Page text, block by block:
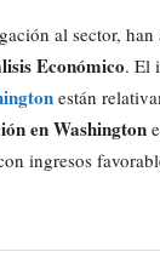
al sector,
Económico. El
están
en Washington
ingresos